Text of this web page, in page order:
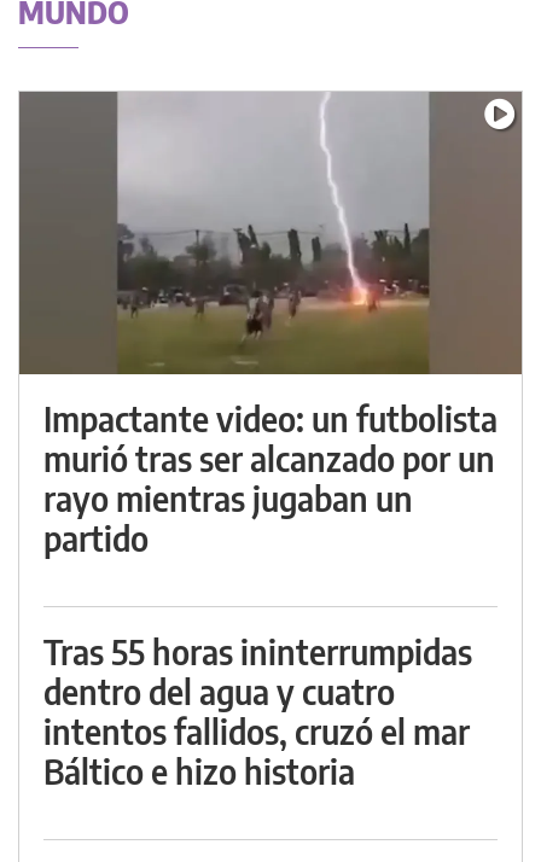
MUNDO
Impactante video: un futbolista
murió tras ser alcanzado por un
rayo mientras jugaban un
partido
Tras 55 horas ininterrumpidas
dentro del agua y cuatro
intentos fallidos, cruzó el mar
Báltico e hizo historia